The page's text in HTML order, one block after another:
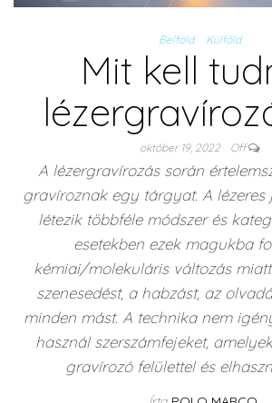
Belföld Külföld
Mit kell
október 19, 2022 Off
A lézergravírozás során
gravíroznak egy tárgyat. A lézeres
létezik többféle módszer és
esetekben ezek magukba
kémiai/molekuláris változás
szenesedést, a habzást, az
minden mást. A technika nem
használ szerszámfejeket,
gravírozó felülettel és